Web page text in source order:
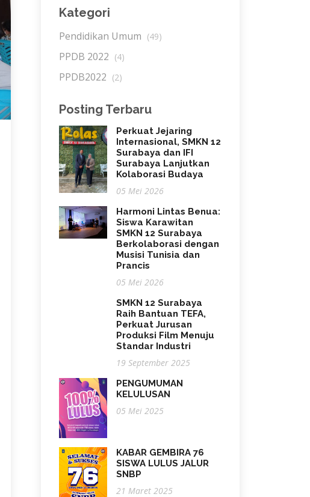
Kategori
Pendidikan Umum (49)
PPDB 2022 (4)
PPDB2022 (2)
Posting Terbaru
Perkuat Jejaring
Internasional, SMKN 12
Surabaya dan IFI
Surabaya Lanjutkan
Kolaborasi Budaya
05 Mei 2026
Harmoni Lintas Benua:
Siswa Karawitan
SMKN 12 Surabaya
Berkolaborasi dengan
Musisi Tunisia dan
Prancis
05 Mei 2026
SMKN 12 Surabaya
Raih Bantuan TEFA,
Perkuat Jurusan
Produksi Film Menuju
Standar Industri
19 September 2025
PENGUMUMAN
KELULUSAN
05 Mei 2025
KABAR GEMBIRA 76
SISWA LULUS JALUR
SNBP
21 Maret 2025